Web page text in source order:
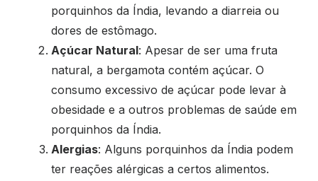
porquinhos da Índia, levando a diarreia ou
dores de estômago.
Açúcar Natural: Apesar de ser uma fruta
natural, a bergamota contém açúcar. O
consumo excessivo de açúcar pode levar à
obesidade e a outros problemas de saúde em
porquinhos da Índia.
Alergias: Alguns porquinhos da Índia podem
ter reações alérgicas a certos alimentos.